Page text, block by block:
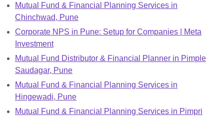
Mutual Fund & Financial Planning Services in
Chinchwad, Pune
Corporate NPS in Pune: Setup for Companies | Meta
Investment
Mutual Fund Distributor & Financial Planner in Pimple
Saudagar, Pune
Mutual Fund & Financial Planning Services in
Hingewadi, Pune
Mutual Fund & Financial Planning Services in Pimpri